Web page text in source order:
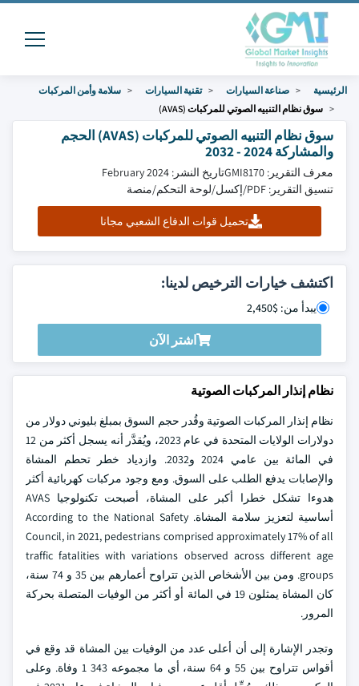
الرئيسية صناعة السيارات تقنية السيارات
سلامة وأمن المركبات
سوق نظام التنبيه الصوتي للمركبات (AVAS)
سوق نظام التنبيه الصوتي للمركبات (AVAS) الحجم
والمشاركة 2024 - 2032
معرف التقرير: GMI8170
تاريخ النشر: February 2024
تنسيق التقرير: PDF/إكسل/لوحة التحكم/منصة
تحميل قوات الدفاع الشعبي مجانا
اكتشف خيارات الترخيص لدينا:
يبدأ من: $2,450
اشتر الآن
نظام إنذار المركبات الصوتية
نظام إنذار المركبات الصوتية وقُدر حجم السوق بمبلغ بليوني دولار من
دولارات الولايات المتحدة في عام 2023، ويُقدَّر أنه يسجل أكثر من 12
في المائة بين عامي 2024 و2032. وازدياد خطر تحطم المشاة
والإصابات يدفع الطلب على السوق. ومع وجود مركبات كهربائية أكثر
هدوءا تشكل خطرا أكبر على المشاة، أصبحت تكنولوجيا AVAS
أساسية لتعزيز سلامة المشاة. According to the National Safety
Council, in 2021, pedestrians comprised approximately 17% of all
traffic fatalities with variations observed across different age
groups. ومن بين الأشخاص الذين تتراوح أعمارهم بين 35 و 74 سنة،
كان المشاة يمثلون 19 في المائة أو أكثر من الوفيات المتصلة بحركة
المرور.
وتجدر الإشارة إلى أن أعلى عدد من الوفيات بين المشاة قد وقع في
أقواس تتراوح بين 55 و 64 سنة، أي ما مجموعه 343 1 وفاة. وعلى